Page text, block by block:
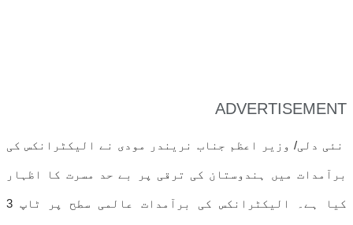
ADVERTISEMENT
نئی دلی/ وزیر اعظم جناب نریندر مودی نے الیکٹرانکس کی
برآمدات میں ہندوستان کی ترقی پر بے حد مسرت کا اظہار
کیا ہے۔ الیکٹرانکس کی برآمدات عالمی سطح پر ٹاپ 3